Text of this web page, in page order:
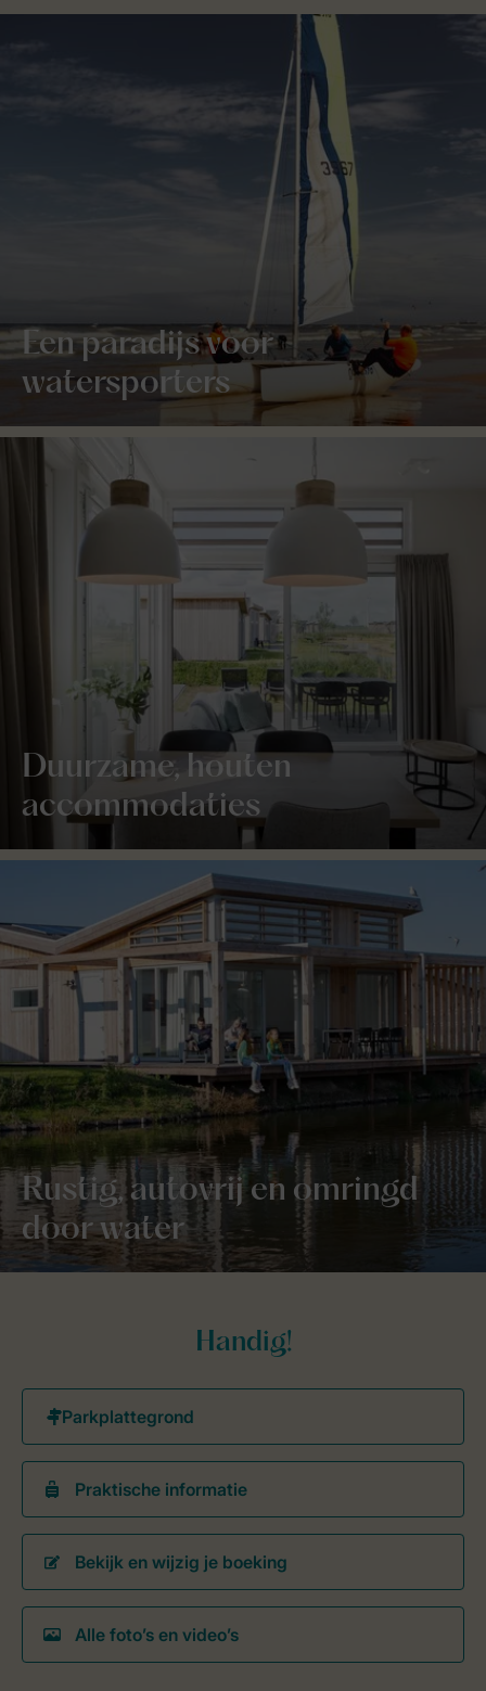
Een paradijs voor
watersporters
Duurzame, houten
accommodaties
Rustig, autovrij en omringd
door water
Handig!
Praktische informatie
Bekijk en wijzig je boeking
Alle foto’s en video’s